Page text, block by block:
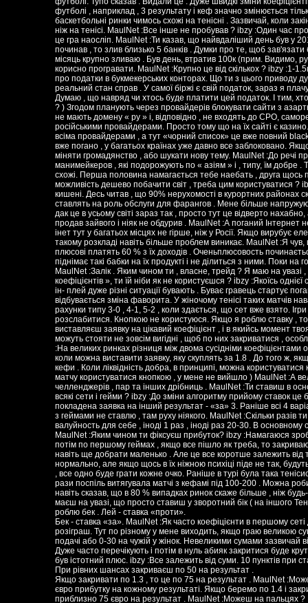
Бек - ставка «за». MaulNet :Як часто коефіцієнти в першому
розіграш. Тут по різному у мене виходить, якщо граю великою
подачі або 0-30 на чужій у жінок. Невеликими сумами зазвичай
Дуже часто перечікують і потім в нуль абияк закритися буде
був істотний плюс. ibzy :Все залежить від суми. 10 пунктів при
При рівних шансах закриваєш по 50 на результат .
Якщо закривати по 1.3 , то це по 75 на результат . MaulNet
євро прибутку на кожному результаті. Якщо беремо по 1.4 і
приблизно 75 євро на результат . MaulNet :Можеш на пальцях